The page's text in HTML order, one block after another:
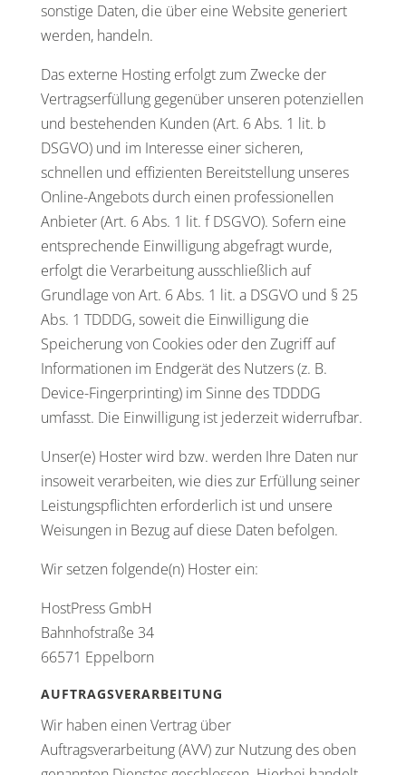
sonstige Daten, die über eine Website generiert
werden, handeln.
Das externe Hosting erfolgt zum Zwecke der
Vertragserfüllung gegenüber unseren potenziellen
und bestehenden Kunden (Art. 6 Abs. 1 lit. b
DSGVO) und im Interesse einer sicheren,
schnellen und effizienten Bereitstellung unseres
Online-Angebots durch einen professionellen
Anbieter (Art. 6 Abs. 1 lit. f DSGVO). Sofern eine
entsprechende Einwilligung abgefragt wurde,
erfolgt die Verarbeitung ausschließlich auf
Grundlage von Art. 6 Abs. 1 lit. a DSGVO und § 25
Abs. 1 TDDDG, soweit die Einwilligung die
Speicherung von Cookies oder den Zugriff auf
Informationen im Endgerät des Nutzers (z. B.
Device-Fingerprinting) im Sinne des TDDDG
umfasst. Die Einwilligung ist jederzeit widerrufbar.
Unser(e) Hoster wird bzw. werden Ihre Daten nur
insoweit verarbeiten, wie dies zur Erfüllung seiner
Leistungspflichten erforderlich ist und unsere
Weisungen in Bezug auf diese Daten befolgen.
Wir setzen folgende(n) Hoster ein:
HostPress GmbH
Bahnhofstraße 34
66571 Eppelborn
AUFTRAGSVERARBEITUNG
Wir haben einen Vertrag über
Auftragsverarbeitung (AVV) zur Nutzung des oben